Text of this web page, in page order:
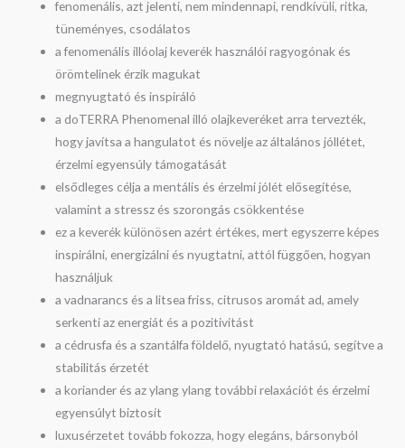
fenomenális, azt jelenti, nem mindennapi, rendkívüli, ritka,
tüneményes, csodálatos
a fenomenális illóolaj keverék használói ragyogónak és
örömtelinek érzik magukat
megnyugtató és inspiráló
a doTERRA Phenomenal illó olajkeveréket arra tervezték,
hogy javítsa a hangulatot és növelje az általános jóllétet,
érzelmi egyensúly támogatását
elsődleges célja a mentális és érzelmi jólét elősegítése,
valamint a stressz és szorongás csökkentése
ez a keverék különösen azért értékes, mert egyszerre képes
inspirálni, energizálni és nyugtatni, attól függően, hogyan
használjuk
a vadnarancs és a litsea friss, citrusos aromát ad, amely
serkenti az energiát és a pozitivitást
a cédrusfa és a szantálfa földelő, nyugtató hatású, segítve a
stabilitás érzetét
a koriander és az ylang ylang további relaxációt és érzelmi
egyensúlyt biztosít
luxusérzetet tovább fokozza, hogy elegáns, bársonyból